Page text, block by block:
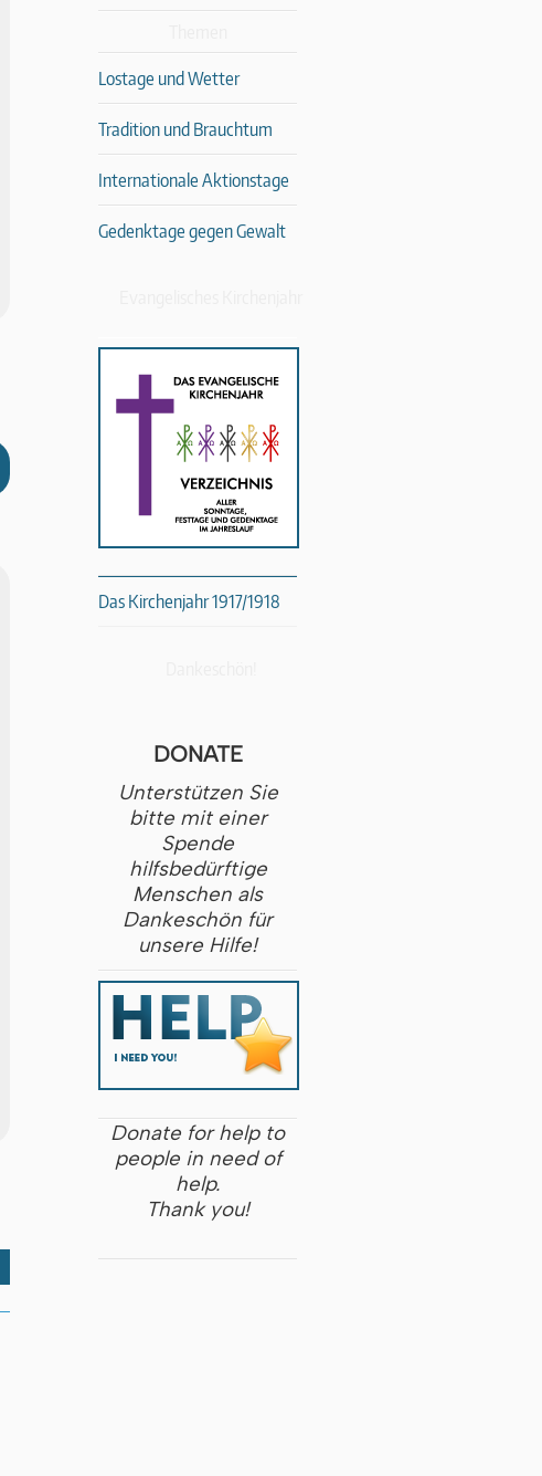
Lostage und Wetter
Tradition und Brauchtum
Internationale Aktionstage
Gedenktage gegen Gewalt
Das Kirchenjahr 1917/1918
DONATE
Unterstützen Sie
bitte mit einer
Spende
hilfsbedürftige
Menschen als
Dankeschön für
unsere Hilfe!
Donate for help to
people in need of
help.
Thank you!